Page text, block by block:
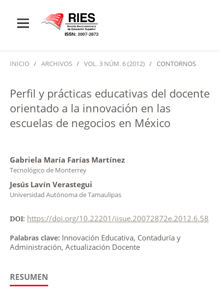
INICIO / ARCHIVOS / VOL. 3 NÚM. 6 (2012) / CONTORNOS
Perfil y prácticas educativas del docente
orientado a la innovación en las
escuelas de negocios en México
Gabriela María Farías Martínez
Tecnológico de Monterrey
Jesús Lavín Verastegui
Universidad Autónoma de Tamaulipas
DOI: https://doi.org/10.22201/iisue.20072872e.2012.6.58
Palabras clave: Innovación Educativa, Contaduría y
Administración, Actualización Docente
RESUMEN